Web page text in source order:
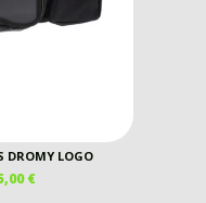
DROMY LOGO
€IL